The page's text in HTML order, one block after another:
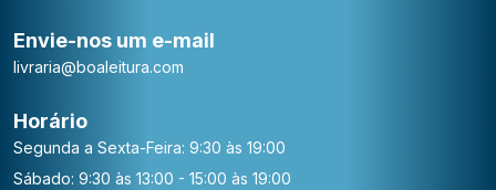
Envie-nos um e-mail
livraria@boaleitura.com
Horário
Segunda a Sexta-Feira: 9:30 às 19:00
Sábado: 9:30 às 13:00 - 15:00 às 19:00